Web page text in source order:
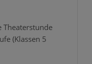
Theaterstunde
(Klassen 5